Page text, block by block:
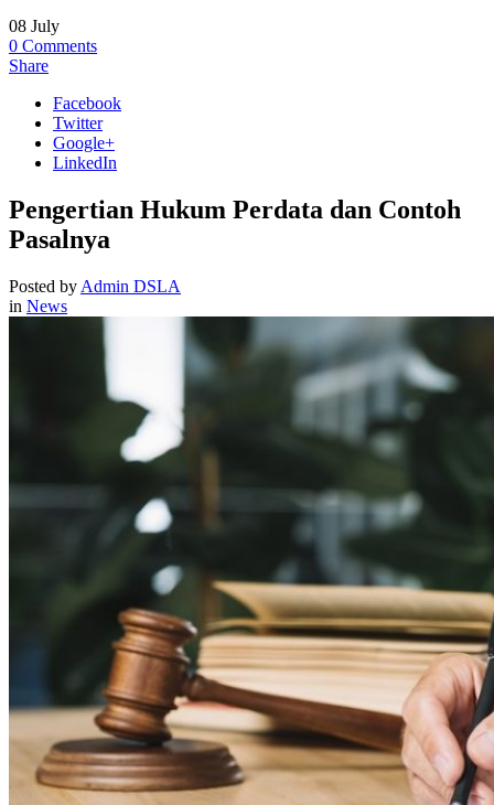
08 July
0 Comments
Share
Facebook
Twitter
Google+
LinkedIn
Pengertian Hukum Perdata dan Contoh
Pasalnya
Posted by Admin DSLA
in News